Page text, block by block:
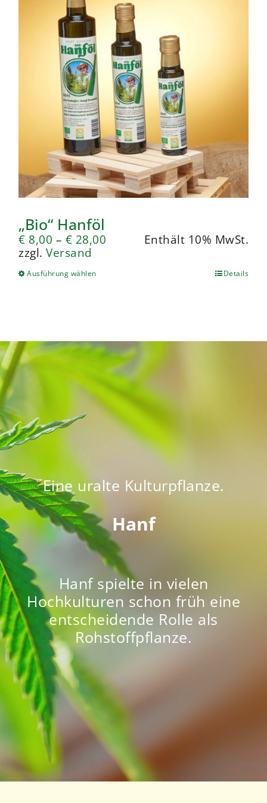
„Bio“ Hanföl
€ 8,00 – € 28,00
Enthält 10% MwSt.
zzgl. Versand
Ausführung wählen Details
Eine uralte Kulturpflanze.
Hanf
Hanf spielte in vielen
Hochkulturen schon früh eine
entscheidende Rolle als
Rohstoffpflanze.